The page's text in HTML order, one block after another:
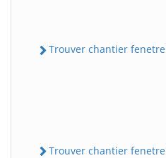
Trouver chantier fenetre
Trouver chantier fenetre